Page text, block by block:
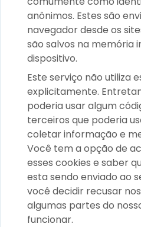
anônimos. Estes são
navegador desde os
são salvos na memória
dispositivo.
Este serviço não utiliza
explicitamente.
poderia usar algum
terceiros que poderia
coletar informação e
Você tem a opção de
esses cookies e saber
esta sendo enviado ao
você decidir recusar
algumas partes do
funcionar.